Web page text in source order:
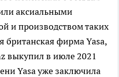
аксиальными
и производством таких
британская фирма Yasa,
выкупил в июле 2021
Yasa уже заключила